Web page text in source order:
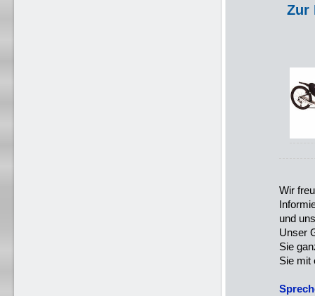
Zur
Wir
und
Unser
Sie
Sie mit